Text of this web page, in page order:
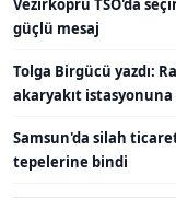
Vezirköprü TSO'da
güçlü mesaj
Tolga Birgücü yazdı:
akaryakıt istasyonuna
Samsun'da silah
tepelerine bindi